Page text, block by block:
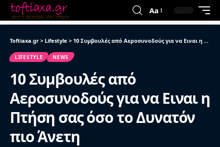
Aa
Toftiaxa.gr > Lifestyle > 10 Συμβουλές από Αεροσυνοδούς για να Ειναι η Πτήση σας όσο το Δυνατόν πιο Άνετη
LIFESTYLE NEWS
10 Συμβουλές από
Αεροσυνοδούς για να Ειναι η
Πτήση σας όσο το Δυνατόν
πιο Άνετη